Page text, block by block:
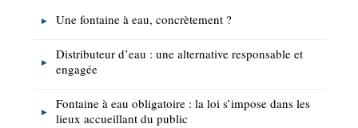
Une fontaine à eau, concrètement ?
Distributeur d’eau : une alternative responsable et
engagée
Fontaine à eau obligatoire : la loi s’impose dans les
lieux accueillant du public